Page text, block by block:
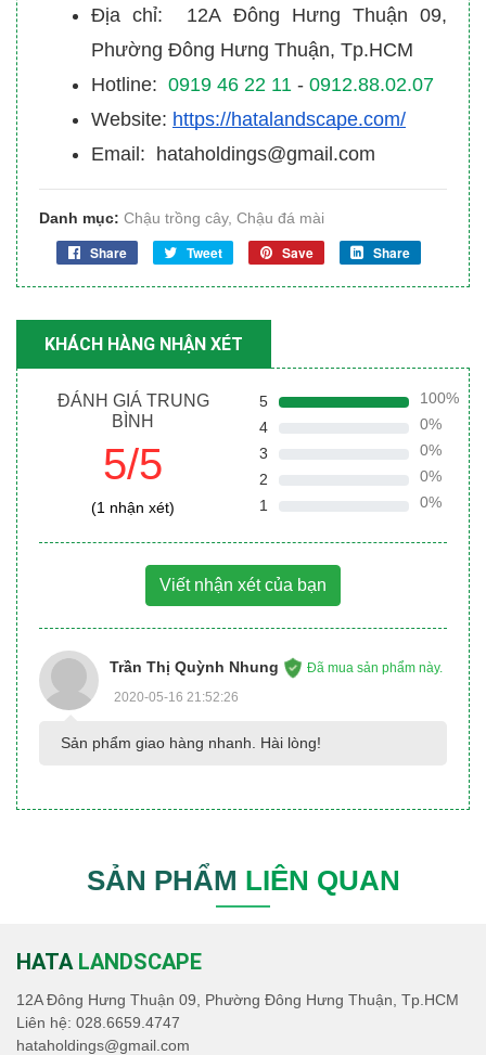
Địa chỉ: 12A Đông Hưng Thuận 09,
Phường Đông Hưng Thuận, Tp.HCM
Hotline: 0919 46 22 11 - 0912.88.02.07
Website: https://hatalandscape.com/
Email: hataholdings@gmail.com
Danh mục: Chậu trồng cây, Chậu đá mài
Share Tweet Save Share
KHÁCH HÀNG NHẬN XÉT
ĐÁNH GIÁ TRUNG
BÌNH
5/5
(1 nhận xét)
5
100%
4
0%
3
0%
2
0%
1
0%
Viết nhận xét của bạn
Trần Thị Quỳnh Nhung
Đã mua sản phẩm này.
2020-05-16 21:52:26
Sản phẩm giao hàng nhanh. Hài lòng!
SẢN PHẨM LIÊN QUAN
HATA LANDSCAPE
12A Đông Hưng Thuận 09, Phường Đông Hưng Thuận, Tp.HCM
Liên hệ: 028.6659.4747
hataholdings@gmail.com